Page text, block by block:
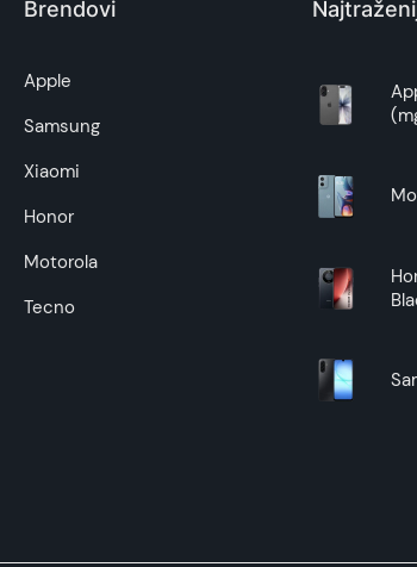
Superfon doo se trudi da
Brendovi
Apple
Samsung
Xiaomi
Honor
Motorola
Tecno